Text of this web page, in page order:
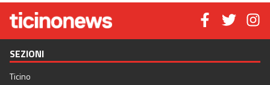
SEZIONI
Ticino